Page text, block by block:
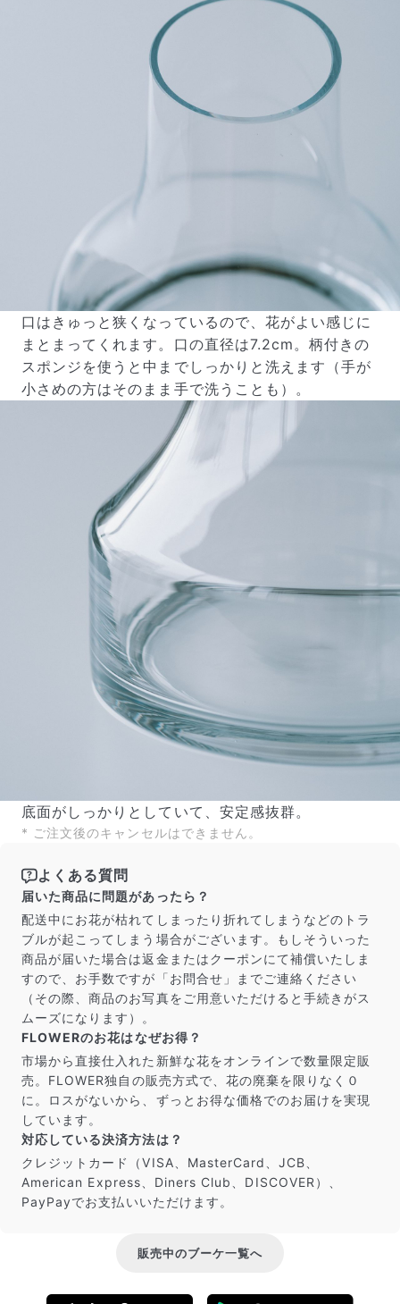
口はきゅっと狭くなっているので、花がよい感じに
まとまってくれます。口の直径は7.2cm。柄付きの
スポンジを使うと中までしっかりと洗えます（手が
小さめの方はそのまま手で洗うことも）。
底面がしっかりとしていて、安定感抜群。
* ご注文後のキャンセルはできません。
よくある質問
届いた商品に問題があったら？
配送中にお花が枯れてしまったり折れてしまうなどのトラ
ブルが起こってしまう場合がございます。もしそういった
商品が届いた場合は返金またはクーポンにて補償いたしま
すので、お手数ですが「お問合せ」までご連絡ください
（その際、商品のお写真をご用意いただけると手続きがス
ムーズになります）。
FLOWERのお花はなぜお得？
市場から直接仕入れた新鮮な花をオンラインで数量限定販
売。FLOWER独自の販売方式で、花の廃棄を限りなく０
に。ロスがないから、ずっとお得な価格でのお届けを実現
しています。
対応している決済方法は？
クレジットカード（VISA、MasterCard、JCB、
American Express、Diners Club、DISCOVER）、
PayPayでお支払いいただけます。
販売中のブーケ一覧へ